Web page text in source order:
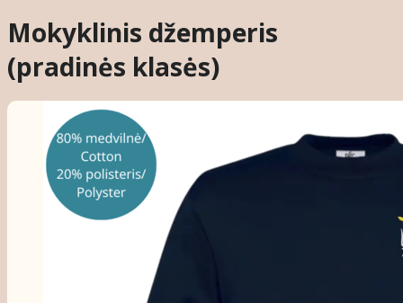
Mokyklinis džemperis
(pradinės klasės)